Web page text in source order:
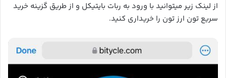
از لینک زیر میتوانید با ورود به ربات بایتیکل و از طریق گزینه خرید
سریع تون ارز تون را خریداری کنید.